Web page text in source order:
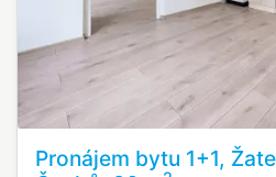
Pronájem bytu 1+1,